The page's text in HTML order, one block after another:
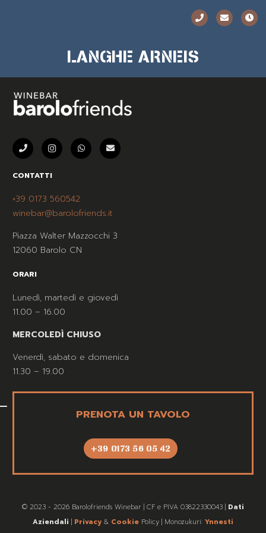
LANGHE ARNEIS
CONTATTI
+39 0173 560542
winebar@barolofriends.it
Piazza Walter Mazzocchi 3
12060 Barolo CN
ORARI
Lunedì, martedì e giovedì
11.00 – 16.00
MERCOLEDÌ CHIUSO
Venerdì, sabato e domenica
11.30 – 19.00
PRENOTA UN TAVOLO
+39 0173 56 05 42
© 2023 - 2026 Barolofriends Winebar | CF e PIVA 03822330043 | Dati
Aziendali | Privacy & Cookie Policy | Monozukuri: Ynnesti